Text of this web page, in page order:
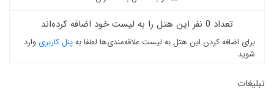
تعداد 0 نفر این هتل را به لیست خود اضافه کرده‌اند
برای اضافه کردن این هتل به لیست علاقه‌مندی‌ها لطفا بهپنل کاربری وارد
شوید
تبلیغات